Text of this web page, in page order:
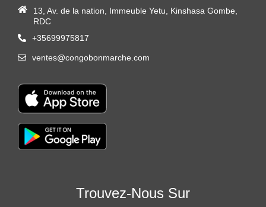
13, Av. de la nation, Immeuble Yetu, Kinshasa Gombe,
RDC
+35699975817
ventes@congobonmarche.com
Trouvez-Nous Sur